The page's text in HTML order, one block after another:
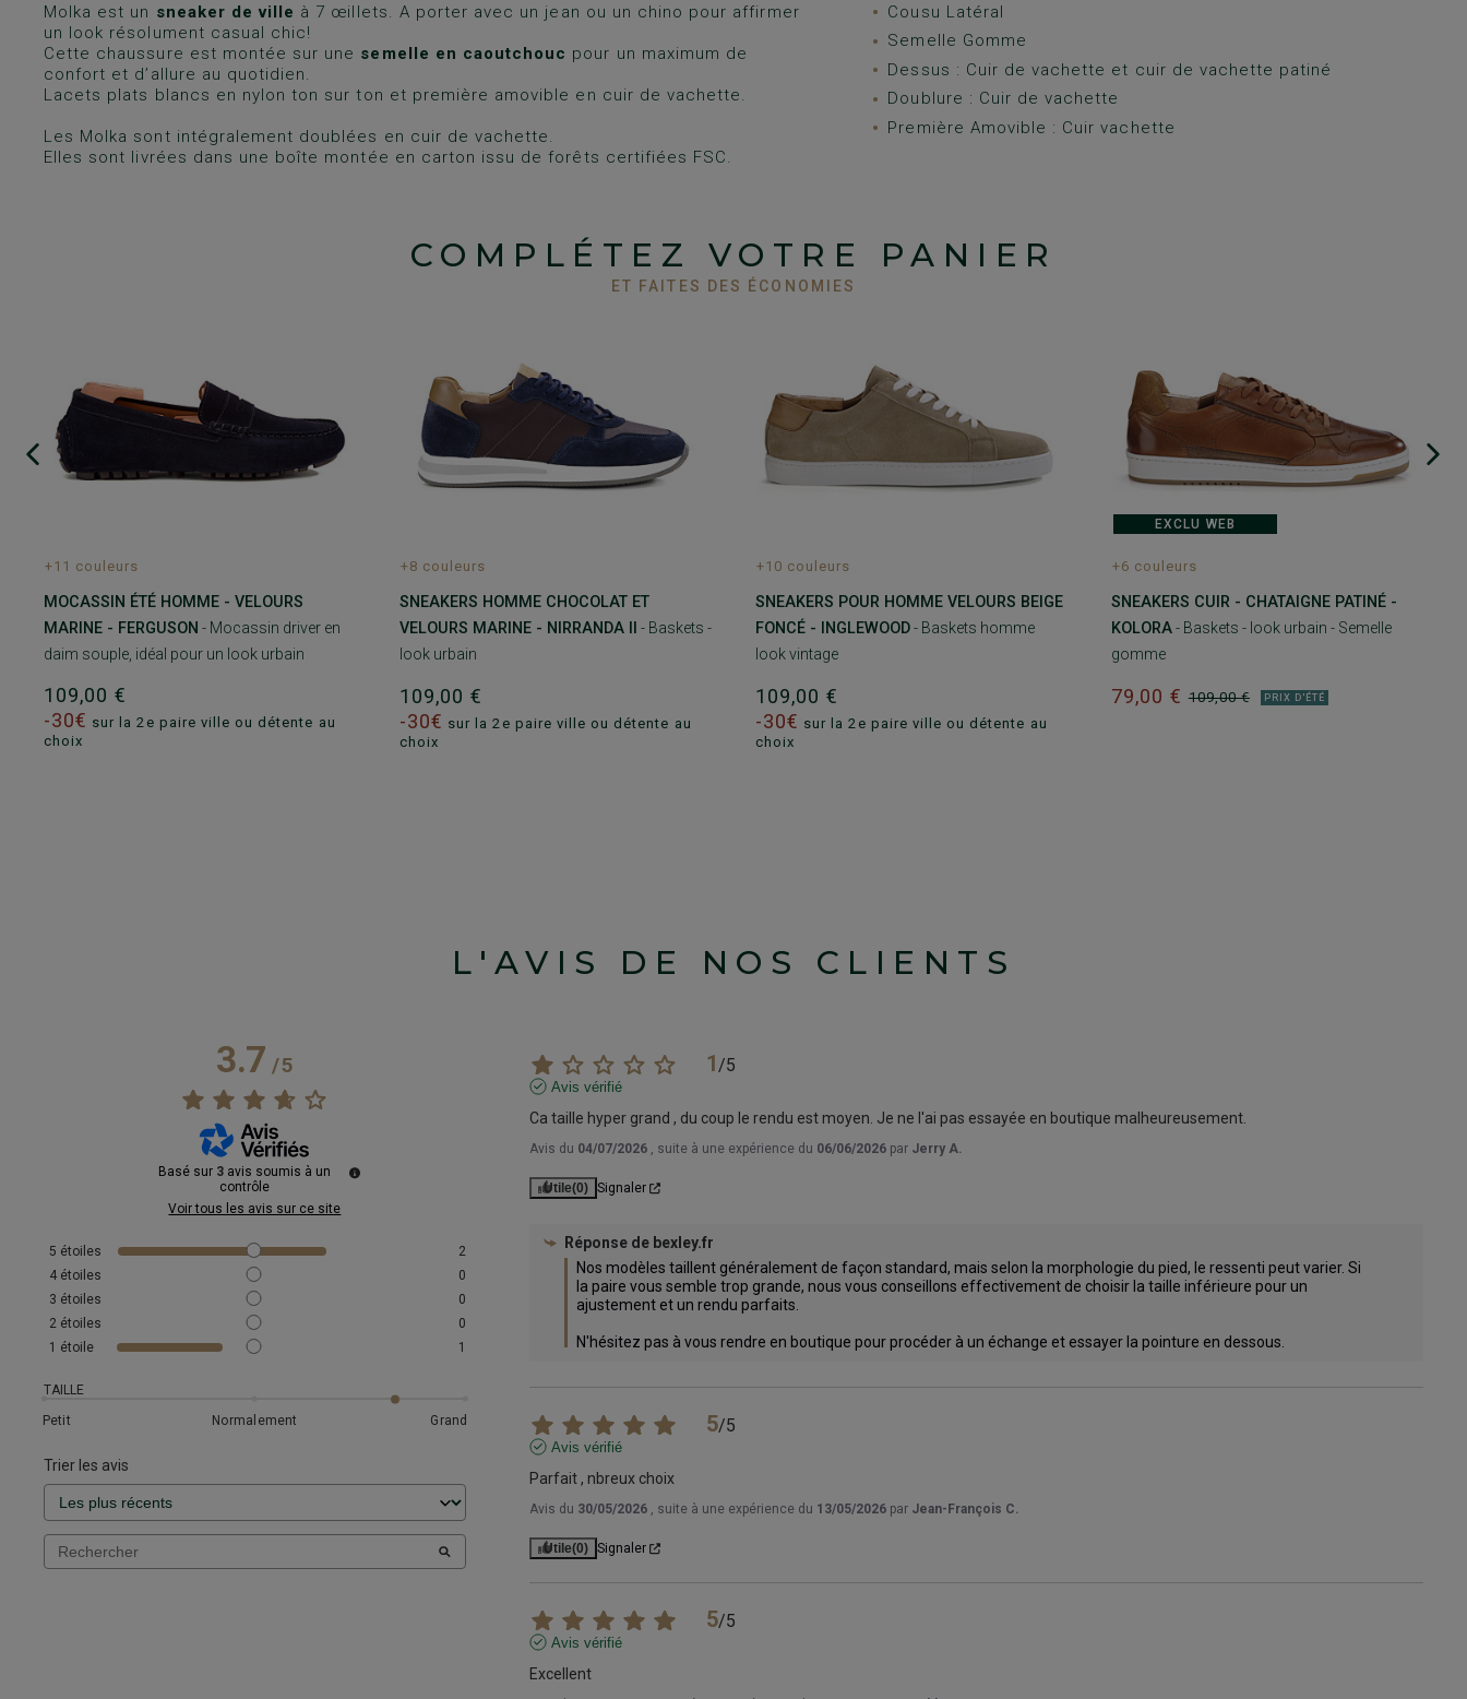
Molka est un sneaker de ville à 7 œillets. A porter avec un jean ou un chino pour affirmer
un look résolument casual chic!
Cette chaussure est montée sur une semelle en caoutchouc pour un maximum de
confort et d’allure au quotidien.
Lacets plats blancs en nylon ton sur ton et première amovible en cuir de vachette.
Les Molka sont intégralement doublées en cuir de vachette.
Elles sont livrées dans une boîte montée en carton issu de forêts certifiées FSC.
Cousu Latéral
Semelle Gomme
Dessus : Cuir de vachette et cuir de vachette patiné
Doublure : Cuir de vachette
Première Amovible : Cuir vachette
COMPLÉTEZ VOTRE PANIER
ET FAITES DES ÉCONOMIES
+11 couleurs
MOCASSIN ÉTÉ HOMME - VELOURS
MARINE - FERGUSON - Mocassin driver en
daim souple, idéal pour un look urbain
109,00 €
-30€ sur la 2e paire ville ou détente au
choix
+8 couleurs
SNEAKERS HOMME CHOCOLAT ET
VELOURS MARINE - NIRRANDA II
- Baskets -
look urbain
109,00 €
-30€ sur la 2e paire ville ou détente au
choix
+10 couleurs
SNEAKERS POUR HOMME VELOURS BEIGE
FONCÉ - INGLEWOOD- Baskets homme
look vintage
109,00 €
-30€ sur la 2e paire ville ou détente au
choix
EXCLU WEB
+6 couleurs
SNEAKERS CUIR - CHATAIGNE PATINÉ -
KOLORA- Baskets - look urbain - Semelle
gomme
109,00 €
79,00 € PRIX D'ÉTÉ
L'AVIS DE NOS CLIENTS
3.7/5
Basé sur 3 avis soumis à un
contrôle
Voir tous les avis sur ce site
5 étoiles
2
4 étoiles
0
3 étoiles
0
2 étoiles
0
1 étoile 1
TAILLE
Petit
Normalement Grand
Trier les avis
1/5
Avis vérifié
Ca taille hyper grand , du coup le rendu est moyen. Je ne l'ai pas essayée en boutique malheureusement.
Avis du 04/07/2026 , suite à une expérience du 06/06/2026 par Jerry A.
Utile(0) Signaler
Réponse de bexley.fr
Nos modèles taillent généralement de façon standard, mais selon la morphologie du pied, le ressenti peut varier. Si
la paire vous semble trop grande, nous vous conseillons effectivement de choisir la taille inférieure pour un
ajustement et un rendu parfaits.
N'hésitez pas à vous rendre en boutique pour procéder à un échange et essayer la pointure en dessous.
5/5
Avis vérifié
Parfait , nbreux choix
Avis du 30/05/2026 , suite à une expérience du 13/05/2026 par Jean-François C.
Utile(0) Signaler
5/5
Avis vérifié
Excellent